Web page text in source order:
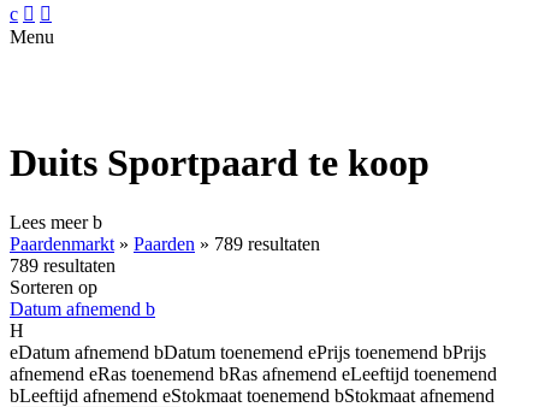
c  
Menu
Duits Sportpaard te koop
Lees meerb
Paardenmarkt » Paarden » 789 resultaten
789 resultaten
Sorteren op
Datum afnemend b
H
eDatum afnemend bDatum toenemend ePrijs toenemend bPrijs
afnemend eRas toenemend bRas afnemend eLeeftijd toenemend
bLeeftijd afnemend eStokmaat toenemend bStokmaat afnemend